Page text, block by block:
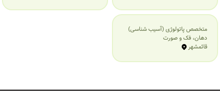
متخصص پاتولوژی (آسیب شناسی)
دهان، فک و صورت
قائمشهر